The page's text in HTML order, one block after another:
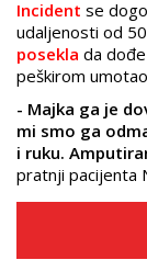
Incident se
udaljenosti od
posekla da
peškirom
- Majka ga je
mi smo ga
i ruku.
pratnji pacijenta